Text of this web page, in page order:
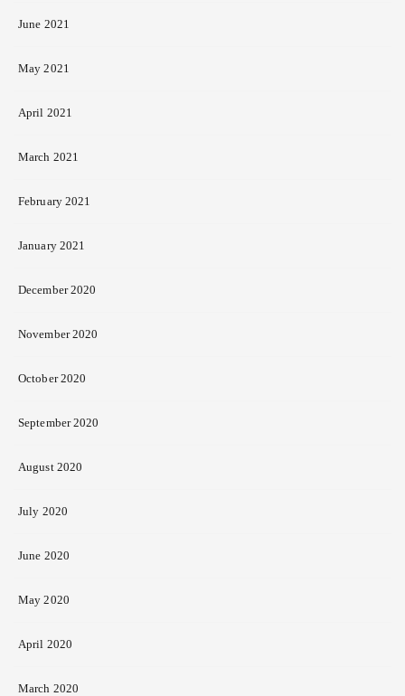
June 2021
May 2021
April 2021
March 2021
February 2021
January 2021
December 2020
November 2020
October 2020
September 2020
August 2020
July 2020
June 2020
May 2020
April 2020
March 2020